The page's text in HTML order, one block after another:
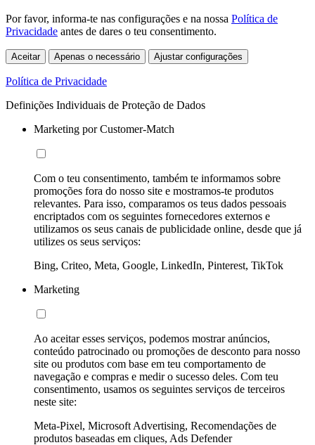
Por favor, informa-te nas configurações e na nossa Política de
Privacidade antes de dares o teu consentimento.
Aceitar Apenas o necessário Ajustar configurações
Política de Privacidade
Definições Individuais de Proteção de Dados
Marketing por Customer-Match
Com o teu consentimento, também te informamos sobre
promoções fora do nosso site e mostramos-te produtos
relevantes. Para isso, comparamos os teus dados pessoais
encriptados com os seguintes fornecedores externos e
utilizamos os seus canais de publicidade online, desde que já
utilizes os seus serviços:
Bing, Criteo, Meta, Google, LinkedIn, Pinterest, TikTok
Marketing
Ao aceitar esses serviços, podemos mostrar anúncios,
conteúdo patrocinado ou promoções de desconto para nosso
site ou produtos com base em teu comportamento de
navegação e compras e medir o sucesso deles. Com teu
consentimento, usamos os seguintes serviços de terceiros
neste site:
Meta-Pixel, Microsoft Advertising, Recomendações de
produtos baseadas em cliques, Ads Defender